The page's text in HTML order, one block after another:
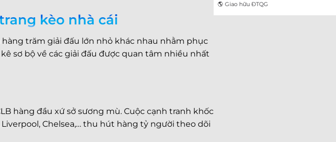
kèo nhà cái
hàng trăm giải đấu lớn nhỏ khác nhau nhằm phục
sơ bộ về các giải đấu được quan tâm nhiều nhất
hàng đầu xứ sở sương mù. Cuộc cạnh tranh khốc
Chelsea,… thu hút hàng tỷ người theo dõi
🌎 Giao hữu ĐTQG